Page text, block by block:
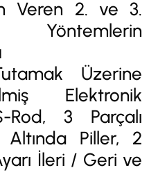
Veren 2. ve 3.
Üzerine
Elektronik
Rod, 3 Parçalı
Altında Piller, 2
İleri / Geri ve